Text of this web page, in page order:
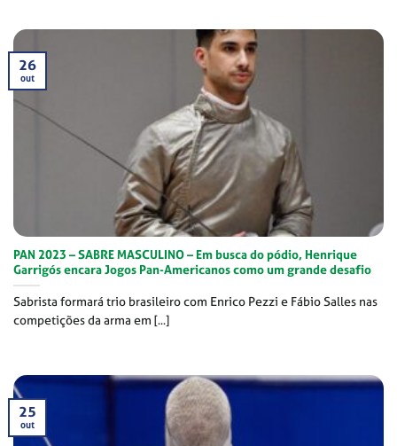
PAN 2023 – SABRE MASCULINO – Em busca do pódio, Henrique
Garrigós encara Jogos Pan-Americanos como um grande desafio
Sabrista formará trio brasileiro com Enrico Pezzi e Fábio Salles nas
competições da arma em [...]
26
out
25
out